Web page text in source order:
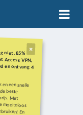
niet. 85%
VPN,
ontvang 4
een snelle
de beste
prijs. Met
moeiteloos
En
dus je